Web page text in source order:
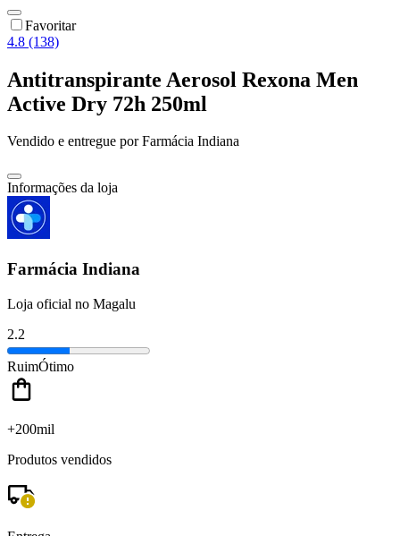
Favoritar
4.8 (138)
Antitranspirante Aerosol Rexona Men
Active Dry 72h 250ml
Vendido e entregue por Farmácia Indiana
Informações da loja
Farmácia Indiana
Loja oficial no Magalu
2.2
RuimÓtimo
+200mil
Produtos vendidos